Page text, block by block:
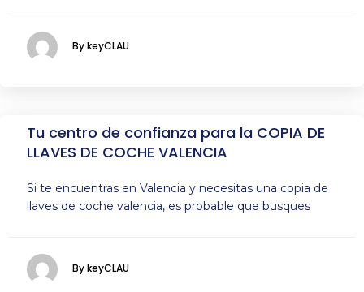
By keyCLAU
Tu centro de confianza para la COPIA DE
LLAVES DE COCHE VALENCIA
Si te encuentras en Valencia y necesitas una copia de
llaves de coche valencia, es probable que busques
By keyCLAU